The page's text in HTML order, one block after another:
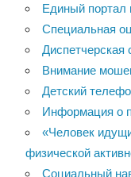
Единый портал
Специальная
Диспетчерская
Внимание
Детский
Информация о
«Человек
физической
Социальный